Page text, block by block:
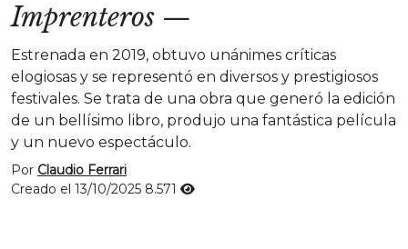
Imprenteros —
Estrenada en 2019, obtuvo unánimes críticas
elogiosas y se representó en diversos y prestigiosos
festivales. Se trata de una obra que generó la edición
de un bellísimo libro, produjo una fantástica película
y un nuevo espectáculo.
Por Claudio Ferrari
Creado el 13/10/2025 8.571